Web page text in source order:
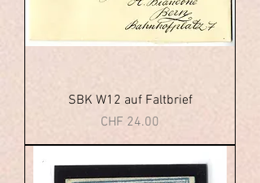
SBK W12 auf Faltbrief
Price
CHF 24.00